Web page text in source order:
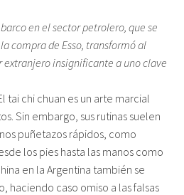
en el sector petrolero, que se
compra de Esso, transformó al
insignificante a uno clave
tai chi chuan es un arte marcial
Sin embargo, sus rutinas suelen
puñetazos rápidos, como
los pies hasta las manos como
en la Argentina también se
haciendo caso omiso a las falsas